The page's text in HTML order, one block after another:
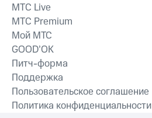
MTС Live
MTС Premium
Мой МТС
GOOD’OK
Питч-форма
Поддержка
Пользовательское соглашение
Политика конфиденциальности